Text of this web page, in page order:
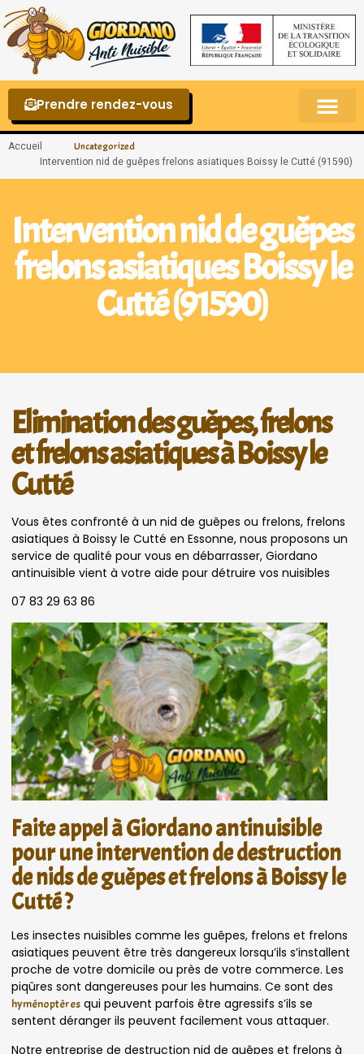
Prendre rendez-vous
Accueil Uncategorized
Intervention nid de guêpes frelons asiatiques Boissy le Cutté (91590)
Intervention nid de guêpes
frelons asiatiques Boissy le
Cutté (91590)
Elimination des guêpes, frelons
et frelons asiatiques à Boissy le
Cutté
Vous êtes confronté à un nid de guêpes ou frelons, frelons
asiatiques à Boissy le Cutté en Essonne, nous proposons un
service de qualité pour vous en débarrasser, Giordano
antinuisible vient à votre aide pour détruire vos nuisibles
07 83 29 63 86
Faite appel à Giordano antinuisible
pour une intervention de destruction
de nids de guêpes et frelons à Boissy le
Cutté ?
Les insectes nuisibles comme les guêpes, frelons et frelons
asiatiques peuvent être très dangereux lorsqu’ils s’installent
proche de votre domicile ou près de votre commerce. Les
piqûres sont dangereuses pour les humains. Ce sont des
hyménoptères qui peuvent parfois être agressifs s’ils se
sentent déranger ils peuvent facilement vous attaquer.
Notre entreprise de destruction nid de guêpes et frelons à